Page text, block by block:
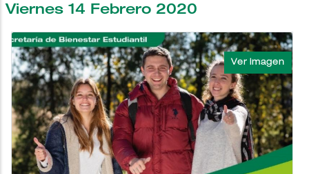
Viernes 14 Febrero 2020